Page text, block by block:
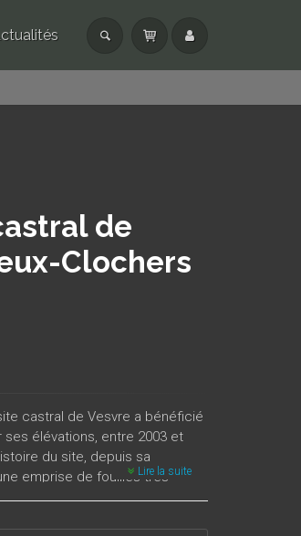
de
Clochers
castral de Vesvre a bénéficié
élévations, entre 2003 et
du site, depuis sa
emprise de fouilles très
toutes les attentes. Rares
Lire la suite